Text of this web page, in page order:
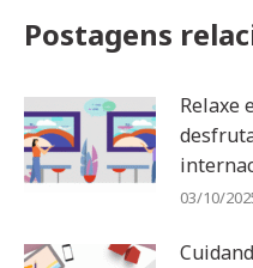
Postagens
Relaxe
03/10/